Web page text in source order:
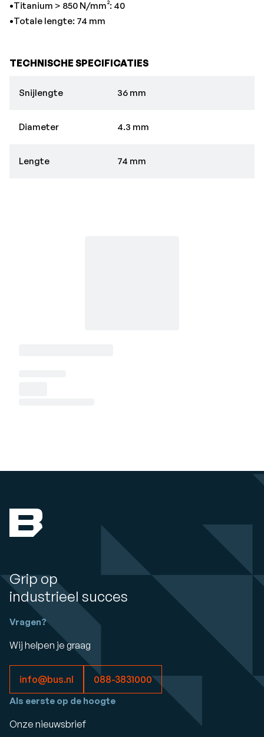
•Titanium > 850 N/mm²: 40
•Totale lengte: 74 mm
TECHNISCHE SPECIFICATIES
Snijlengte 36 mm
Diameter 4.3 mm
Lengte 74 mm
Grip op
industrieel succes
Vragen?
Wij helpen je graag
info@bus.nl 088-3831000
Als eerste op de hoogte
Onze nieuwsbrief